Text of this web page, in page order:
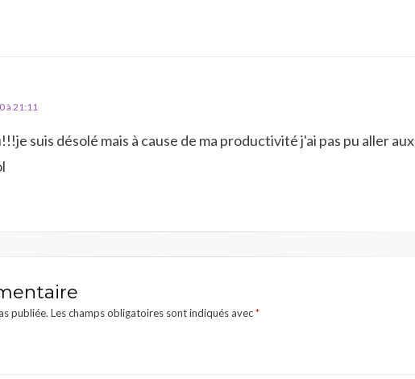
à 21:11
suis désolé mais à cause de ma productivité j'ai pas pu aller aux
publiée. Les champs obligatoires sont indiqués avec*